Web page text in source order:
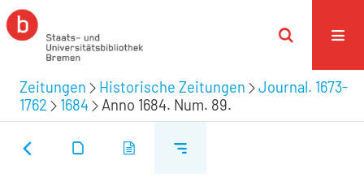
Zeitungen Historische Zeitungen
Journal. 1673-
1762
1684 Anno 1684. Num. 89.